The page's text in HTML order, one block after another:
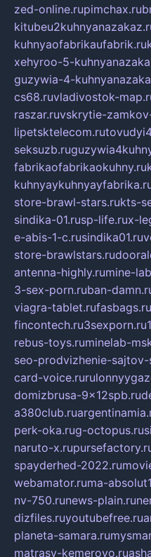
zed-online.rupimchax.ru
kuhnyaofabrikaufabrik.ru
xehyroo-5-
guzywia-4-
cs68.ruvladivostok-
raszar.ruvskrytie-
lipetsktelecom.ru
seksuzb.ru
fabrikaofabrikaokuhny.ru
store-brawl-stars.rukts-
sindika-01.rusp-life.rux-
e-abis-1-c.rusindika01.ru
store-brawlstars.ru
antenna-highly.rumine-
3-sex-porn.ruban-
viagra-tablet.rufasbags.ru
fincontech.ru3sexporn.ru
rebus-toys.ruminelab-
seo-prodvizhenie-
card-voice.ru
domizbrusa-9x12spb.ru
a380club.ru
perk-oka.rug-octopus.ru
naruto-x.ru
spayderhed-2022.ru
webamator.ruma-
nv-750.runews-plain.ru
dizfiles.ruyoutubefree.ru
planeta-samara.ru
matrasy-kemerovo.ru